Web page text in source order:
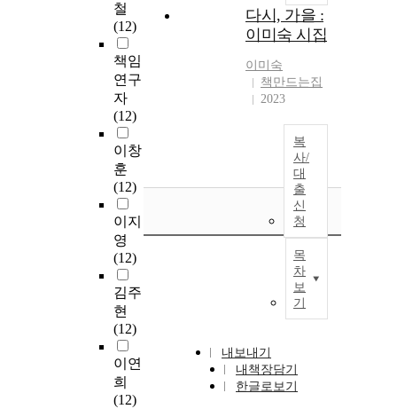
철
(12)
책임
연구
자
(12)
이창
훈
(12)
이지
영
(12)
김주
현
(12)
이연
희
(12)
다시, 가을 :
이미숙 시집
이미숙
책만드는집
2023
복
사/
대
출
신
청
목
차
보
기
내보내기
내책장담기
한글로보기